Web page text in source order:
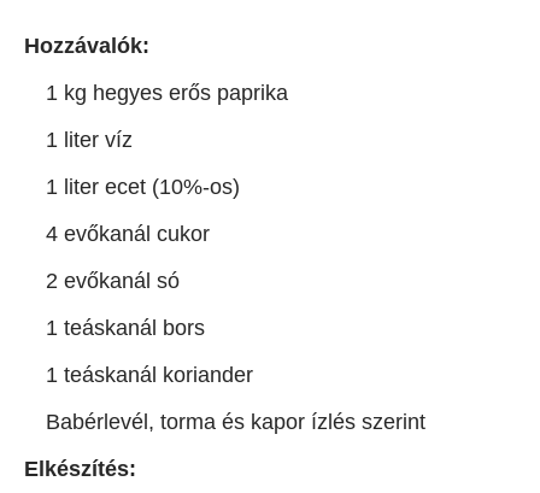
Hozzávalók:
1 kg hegyes erős paprika
1 liter víz
1 liter ecet (10%-os)
4 evőkanál cukor
2 evőkanál só
1 teáskanál bors
1 teáskanál koriander
Babérlevél, torma és kapor ízlés szerint
Elkészítés: